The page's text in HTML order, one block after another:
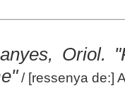
Oriol.
/ [ressenya de:]